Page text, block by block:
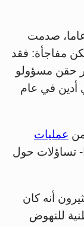
لمجلة "الإيكونوميست"، بعد 26 عاما، صدمت
مفاجأة: فقد
مسبقا، ففي 24 سبتمبر حقن مسؤولو
أدين في عام
عمليات
تساؤلات حول
أنه كان
للنهوض